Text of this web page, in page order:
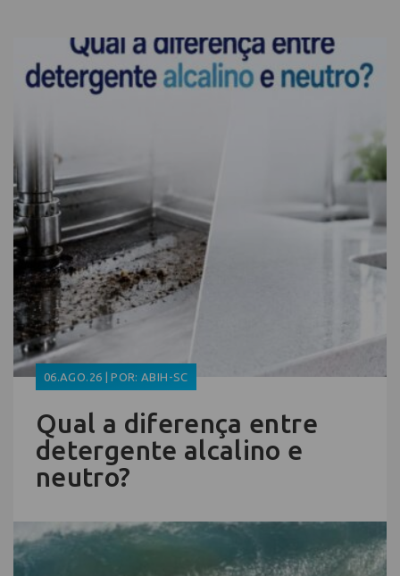
06.AGO.26 | POR: ABIH-SC
Qual a diferença entre
detergente alcalino e
neutro?